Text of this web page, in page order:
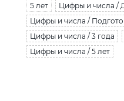
5 лет
Цифры и числа /
Цифры и числа /
Цифры и числа / 3 года
Цифры и числа / 5 лет